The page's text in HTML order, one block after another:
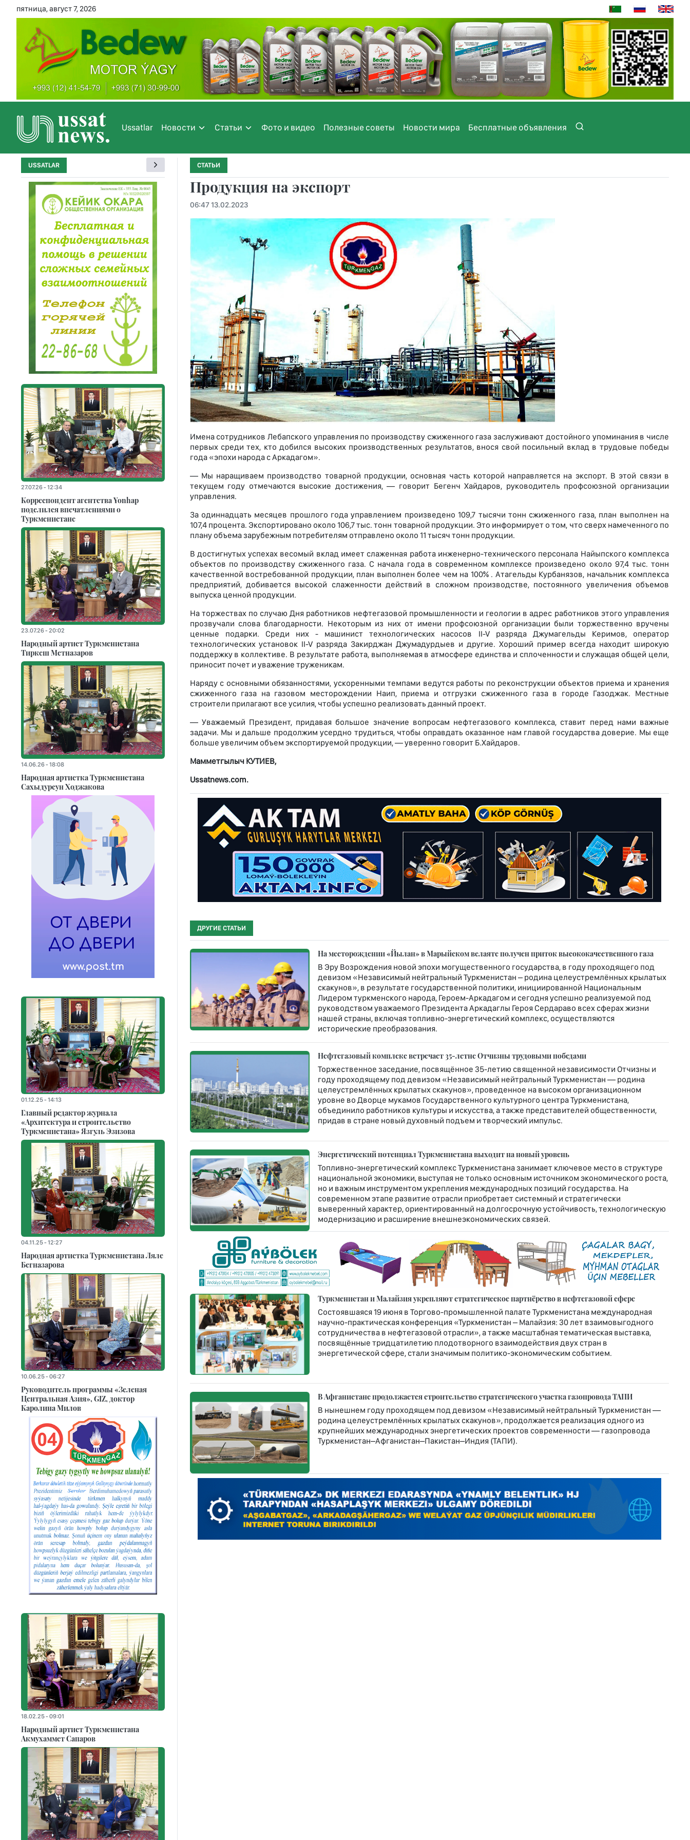
пятница, август 7, 2026
Ussatlar Новости Статьи Фото и видео Полезные советы Новости мира Бесплатные объявления
СТАТЬИ
Продукция на экспорт
06:47 13.02.2023
Имена сотрудников Лебапского управления по производству сжиженного газа заслуживают достойного упоминания в числе
первых среди тех, кто добился высоких производственных результатов, внося свой посильный вклад в трудовые победы
года «эпохи народа с Аркадагом».
— Мы наращиваем производство товарной продукции, основная часть которой направляется на экспорт. В этой связи в
текущем году отмечаются высокие достижения, — говорит Бегенч Хайдаров, руководитель профсоюзной организации
управления.
За одиннадцать месяцев прошлого года управлением произведено 109,7 тысячи тонн сжиженного газа, план выполнен на
107,4 процента. Экспортировано около 106,7 тыс. тонн товарной продукции. Это информирует о том, что сверх намеченного по
плану объема зарубежным потребителям отправлено около 11 тысяч тонн продукции.
В достигнутых успехах весомый вклад имеет слаженная работа инженерно-технического персонала Найыпского комплекса
объектов по производству сжиженного газа. С начала года в современном комплексе произведено около 97,4 тыс. тонн
качественной востребованной продукции, план выполнен более чем на 100% . Атагельды Курбанязов, начальник комплекса
предприятий, добивается высокой слаженности действий в сложном производстве, постоянного увеличения объемов
выпуска ценной продукции.
На торжествах по случаю Дня работников нефтегазовой промышленности и геологии в адрес работников этого управления
прозвучали слова благодарности. Некоторым из них от имени профсоюзной организации были торжественно вручены
ценные подарки. Среди них - машинист технологических насосов II-V разряда Джумагельды Керимов, оператор
технологических установок II-V разряда Закирджан Джумадурдыев и другие. Хороший пример всегда находит широкую
поддержку в коллективе. В результате работа, выполняемая в атмосфере единства и сплоченности и служащая общей цели,
приносит почет и уважение труженикам.
Наряду с основными обязанностями, ускоренными темпами ведутся работы по реконструкции объектов приема и хранения
сжиженного газа на газовом месторождении Наип, приема и отгрузки сжиженного газа в городе Газоджак. Местные
строители прилагают все усилия, чтобы успешно реализовать данный проект.
— Уважаемый Президент, придавая большое значение вопросам нефтегазового комплекса, ставит перед нами важные
задачи. Мы и дальше продолжим усердно трудиться, чтобы оправдать оказанное нам главой государства доверие. Мы еще
больше увеличим объем экспортируемой продукции, — уверенно говорит Б.Хайдаров.
Мамметгылыч КУТИЕВ,
Ussatnews.com.
ДРУГИЕ СТАТЬИ
На месторождении «Йылан» в Марыйском велаяте получен приток высококачественного газа
В Эру Возрождения новой эпохи могущественного государства, в году проходящего под
девизом «Независимый нейтральный Туркменистан – родина целеустремлённых крылатых
скакунов», в результате государственной политики, инициированной Национальным
Лидером туркменского народа, Героем-Аркадагом и сегодня успешно реализуемой под
руководством уважаемого Президента Аркадаглы Героя Сердараво всех сферах жизни
нашей страны, включая топливно-энергетический комплекс, осуществляются
исторические преобразования.
Нефтегазовый комплекс встречает 35-летне Отчизны трудовыми победами
Торжественное заседание, посвящённое 35-летию священной независимости Отчизны и
году проходящему под девизом «Независимый нейтральный Туркменистан — родина
целеустремлённых крылатых скакунов», проведенное на высоком организационном
уровне во Дворце мукамов Государственного культурного центра Туркменистана,
объединило работников культуры и искусства, а также представителей общественности,
придав в стране новый духовный подъем и творческий импульс.
Энергетический потенциал Туркменистана выходит на новый уровень
Топливно-энергетический комплекс Туркменистана занимает ключевое место в структуре
национальной экономики, выступая не только основным источником экономического роста,
но и важным инструментом укрепления международных позиций государства. На
современном этапе развитие отрасли приобретает системный и стратегически
выверенный характер, ориентированный на долгосрочную устойчивость, технологическую
модернизацию и расширение внешнеэкономических связей.
Туркменистан и Малайзия укрепляют стратегическое партнёрство в нефтегазовой сфере
Состоявшаяся 19 июня в Торгово-промышленной палате Туркменистана международная
научно-практическая конференция «Туркменистан – Малайзия: 30 лет взаимовыгодного
сотрудничества в нефтегазовой отрасли», а также масштабная тематическая выставка,
посвящённые тридцатилетию плодотворного взаимодействия двух стран в
энергетической сфере, стали значимым политико-экономическим событием.
В Афганистане продолжается строительство стратегического участка газопровода ТАПИ
В нынешнем году проходящем под девизом «Независимый нейтральный Туркменистан —
родина целеустремлённых крылатых скакунов», продолжается реализация одного из
крупнейших международных энергетических проектов современности — газопровода
Туркменистан–Афганистан–Пакистан–Индия (ТАПИ).
USSATLAR
27.07.26 - 12:34
Корреспондент агентства Yonhap
поделился впечатлениями о
Туркменистане
23.07.26 - 20:02
Народный артист Туркменистана
Тиркеш Мeтназаров
14.06.26 - 18:08
Народная артистка Туркменистана
Сахыдурсун Ходжакова
01.12.25 - 14:13
Главный редактор журнала
«Архитектура и строительство
Туркменистана» Язгуль Эзизова
04.11.25 - 12:27
Народная артистка Туркменистана Ляле
Бегназарова
10.06.25 - 06:27
Руководитель программы «Зеленая
Центральная Азия», GIZ, доктор
Каролина Милов
18.02.25 - 09:01
Народный артист Туркменистана
Акмухаммет Сапаров